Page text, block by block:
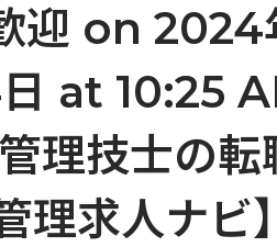
迎 on
at 10:25
理技士の転
求人ナビ】